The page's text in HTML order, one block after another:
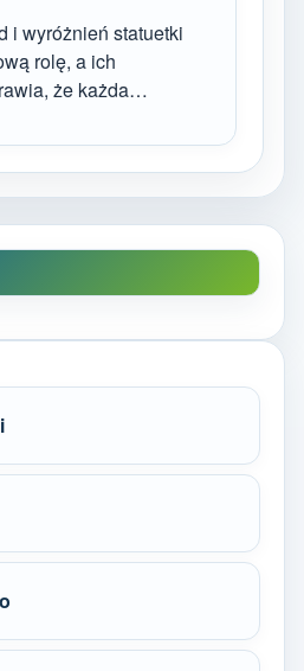
i wyróżnień statuetki
rolę, a ich
że każda…